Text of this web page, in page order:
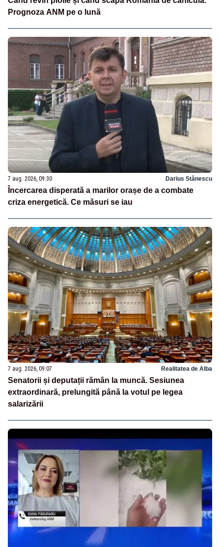
Prognoza ANM pe o lună
7 aug. 2026, 09:30 Darius Stănescu
Încercarea disperată a marilor orașe de a combate
criza energetică. Ce măsuri se iau
7 aug. 2026, 09:07 Realitatea de Alba
Senatorii și deputații rămân la muncă. Sesiunea
extraordinară, prelungită până la votul pe legea
salarizării